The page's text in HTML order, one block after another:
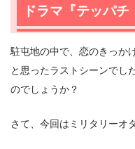
ドラマ『テッパ
駐屯地の中で、恋のきっか
と思ったラストシーンでし
のでしょうか？
さて、今回はミリタリーオ